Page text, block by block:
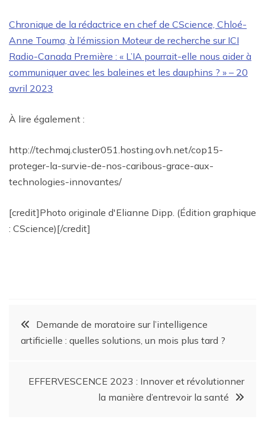
Chronique de la rédactrice en chef de CScience, Chloé-
Anne Touma, à l’émission Moteur de recherche sur ICI
Radio-Canada Première : « L’IA pourrait-elle nous aider à
communiquer avec les baleines et les dauphins ? » – 20
avril 2023
À lire également :
http://techmaj.cluster051.hosting.ovh.net/cop15-
proteger-la-survie-de-nos-caribous-grace-aux-
technologies-innovantes/
[credit]Photo originale d'Elianne Dipp. (Édition graphique
: CScience)[/credit]
Demande de moratoire sur l’intelligence
artificielle : quelles solutions, un mois plus tard ?
EFFERVESCENCE 2023 : Innover et révolutionner
la manière d’entrevoir la santé